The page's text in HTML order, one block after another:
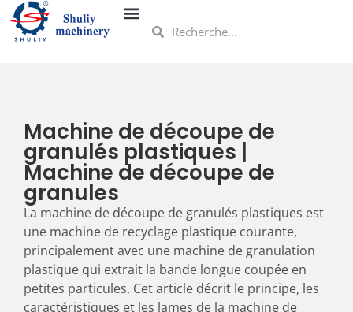
Machine de découpe de
granulés plastiques |
Machine de découpe de
granules
La machine de découpe de granulés plastiques est
une machine de recyclage plastique courante,
principalement avec une machine de granulation
plastique qui extrait la bande longue coupée en
petites particules. Cet article décrit le principe, les
caractéristiques et les lames de la machine de